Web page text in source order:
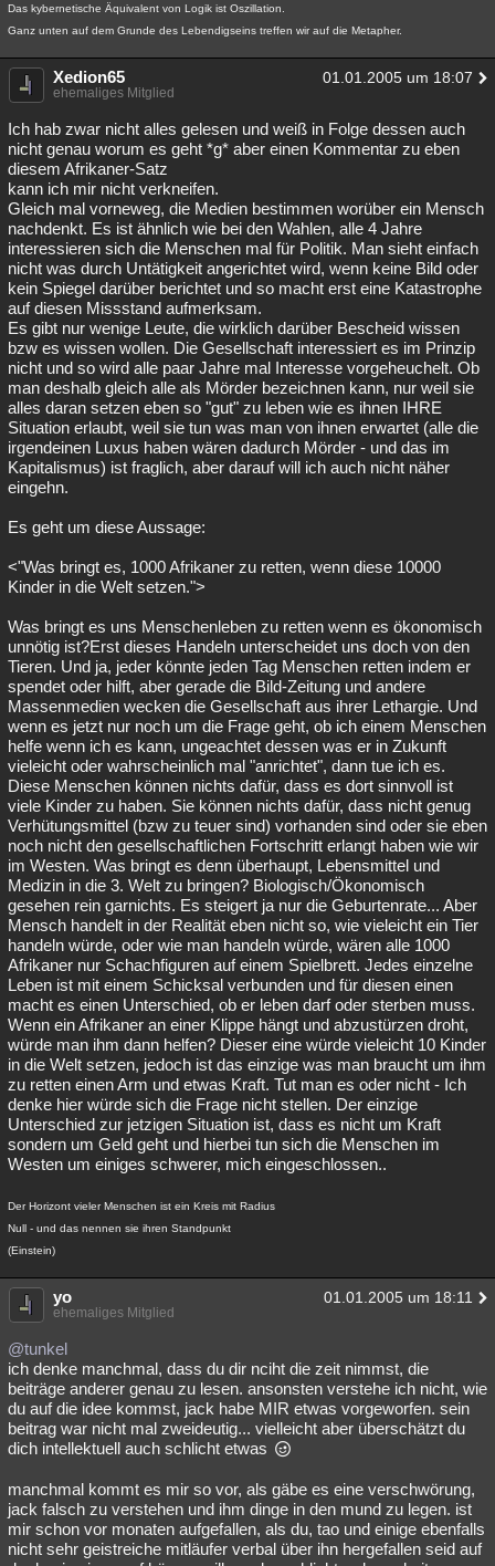
Das kybernetische Äquivalent von Logik ist Oszillation.
Ganz unten auf dem Grunde des Lebendigseins treffen wir auf die Metapher.
Xedion65 01.01.2005 um 18:07
ehemaliges Mitglied
Ich hab zwar nicht alles gelesen und weiß in Folge dessen auch
nicht genau worum es geht *g* aber einen Kommentar zu eben
diesem Afrikaner-Satz
kann ich mir nicht verkneifen.
Gleich mal vorneweg, die Medien bestimmen worüber ein Mensch
nachdenkt. Es ist ähnlich wie bei den Wahlen, alle 4 Jahre
interessieren sich die Menschen mal für Politik. Man sieht einfach
nicht was durch Untätigkeit angerichtet wird, wenn keine Bild oder
kein Spiegel darüber berichtet und so macht erst eine Katastrophe
auf diesen Missstand aufmerksam.
Es gibt nur wenige Leute, die wirklich darüber Bescheid wissen
bzw es wissen wollen. Die Gesellschaft interessiert es im Prinzip
nicht und so wird alle paar Jahre mal Interesse vorgeheuchelt. Ob
man deshalb gleich alle als Mörder bezeichnen kann, nur weil sie
alles daran setzen eben so "gut" zu leben wie es ihnen IHRE
Situation erlaubt, weil sie tun was man von ihnen erwartet (alle die
irgendeinen Luxus haben wären dadurch Mörder - und das im
Kapitalismus) ist fraglich, aber darauf will ich auch nicht näher
eingehn.
Es geht um diese Aussage:
<"Was bringt es, 1000 Afrikaner zu retten, wenn diese 10000
Kinder in die Welt setzen.">
Was bringt es uns Menschenleben zu retten wenn es ökonomisch
unnötig ist?Erst dieses Handeln unterscheidet uns doch von den
Tieren. Und ja, jeder könnte jeden Tag Menschen retten indem er
spendet oder hilft, aber gerade die Bild-Zeitung und andere
Massenmedien wecken die Gesellschaft aus ihrer Lethargie. Und
wenn es jetzt nur noch um die Frage geht, ob ich einem Menschen
helfe wenn ich es kann, ungeachtet dessen was er in Zukunft
vieleicht oder wahrscheinlich mal "anrichtet", dann tue ich es.
Diese Menschen können nichts dafür, dass es dort sinnvoll ist
viele Kinder zu haben. Sie können nichts dafür, dass nicht genug
Verhütungsmittel (bzw zu teuer sind) vorhanden sind oder sie eben
noch nicht den gesellschaftlichen Fortschritt erlangt haben wie wir
im Westen. Was bringt es denn überhaupt, Lebensmittel und
Medizin in die 3. Welt zu bringen? Biologisch/Ökonomisch
gesehen rein garnichts. Es steigert ja nur die Geburtenrate... Aber
Mensch handelt in der Realität eben nicht so, wie vieleicht ein Tier
handeln würde, oder wie man handeln würde, wären alle 1000
Afrikaner nur Schachfiguren auf einem Spielbrett. Jedes einzelne
Leben ist mit einem Schicksal verbunden und für diesen einen
macht es einen Unterschied, ob er leben darf oder sterben muss.
Wenn ein Afrikaner an einer Klippe hängt und abzustürzen droht,
würde man ihm dann helfen? Dieser eine würde vieleicht 10 Kinder
in die Welt setzen, jedoch ist das einzige was man braucht um ihm
zu retten einen Arm und etwas Kraft. Tut man es oder nicht - Ich
denke hier würde sich die Frage nicht stellen. Der einzige
Unterschied zur jetzigen Situation ist, dass es nicht um Kraft
sondern um Geld geht und hierbei tun sich die Menschen im
Westen um einiges schwerer, mich eingeschlossen..
Der Horizont vieler Menschen ist ein Kreis mit Radius
Null - und das nennen sie ihren Standpunkt
(Einstein)
yo 01.01.2005 um 18:11
ehemaliges Mitglied
@tunkel
ich denke manchmal, dass du dir nciht die zeit nimmst, die
beiträge anderer genau zu lesen. ansonsten verstehe ich nicht, wie
du auf die idee kommst, jack habe MIR etwas vorgeworfen. sein
beitrag war nicht mal zweideutig... vielleicht aber überschätzt du
dich intellektuell auch schlicht etwas
manchmal kommt es mir so vor, als gäbe es eine verschwörung,
jack falsch zu verstehen und ihm dinge in den mund zu legen. ist
mir schon vor monaten aufgefallen, als du, tao und einige ebenfalls
nicht sehr geistreiche mitläufer verbal über ihn hergefallen seid auf